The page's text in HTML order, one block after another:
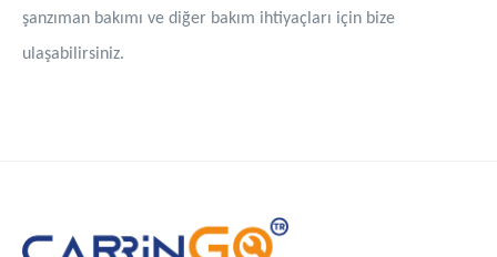
şanzıman bakımı ve diğer bakım ihtiyaçları için bize
ulaşabilirsiniz.